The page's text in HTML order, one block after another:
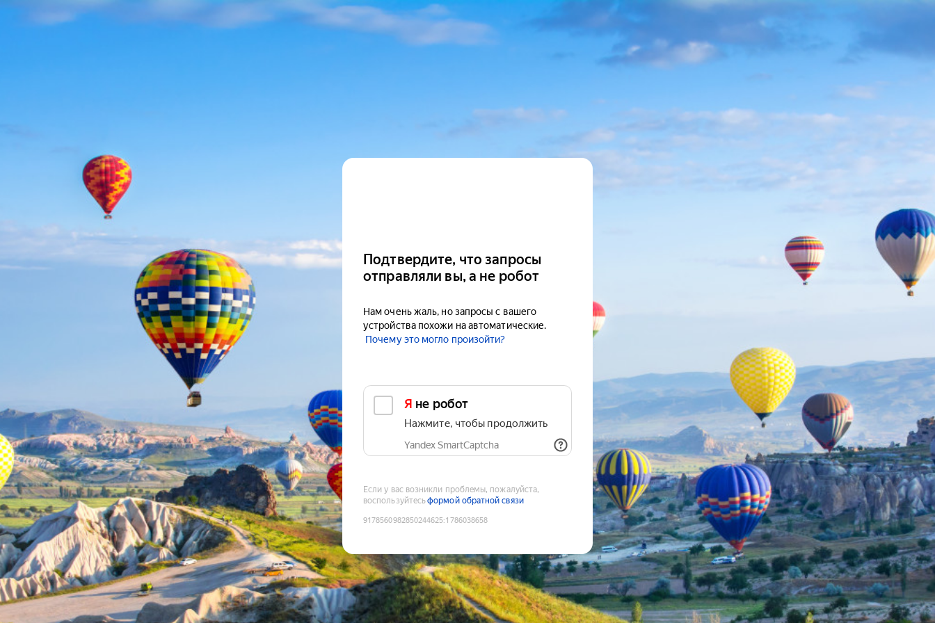
Подтвердите, что запросы
отправляли вы, а не робот
Нам очень жаль, но запросы с вашего
устройства похожи на автоматические.
Почему это могло произойти?
Я не робот
Нажмите, чтобы продолжить
Yandex SmartCaptcha
Если у вас возникли проблемы, пожалуйста,
воспользуйтесьформой обратной связи
9178560982850244625:1786038658